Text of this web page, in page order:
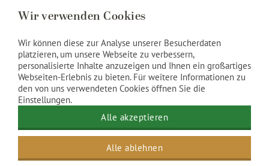
Wenn ja, geben Sie dies bitte bei der Buchung Ihrer
Behandlung an.
Das Entfernen von Gellack* nimmt zusätzliche Zeit
in Anspruch und wir berechnen dafür einen
Zuschlag. (€10,-)
*Wir können leider keine Gelnägel, Acrylnägel,
PolyGel, Biab oder andere Nagelstylings als Gellack
auf Naturnägeln entfernen.
Wir verwenden Cookies
Wir können diese zur Analyse unserer Besucherdaten
platzieren, um unsere Webseite zu verbessern,
personalisierte Inhalte anzuzeigen und Ihnen ein großartiges
Webseiten-Erlebnis zu bieten. Für weitere Informationen zu
den von uns verwendeten Cookies öffnen Sie die
Einstellungen.
Alle akzeptieren
Alle ablehnen